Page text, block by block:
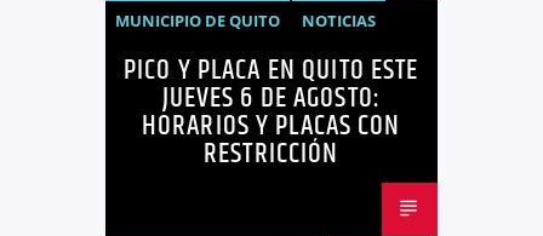
MUNICIPIO DE QUITO
NOTICIAS
PICO Y PLACA
QUITO
PICO Y PLACA EN QUITO ESTE
JUEVES 6 DE AGOSTO:
HORARIOS Y PLACAS CON
RESTRICCIÓN